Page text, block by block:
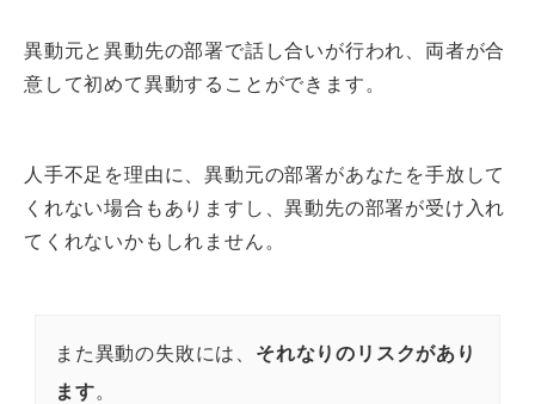
異動元と異動先の部署で話し合いが行われ、両者が合
意して初めて異動することができます。
人手不足を理由に、異動元の部署があなたを手放して
くれない場合もありますし、異動先の部署が受け入れ
てくれないかもしれません。
また異動の失敗には、 それなりのリスクがあり
ます。